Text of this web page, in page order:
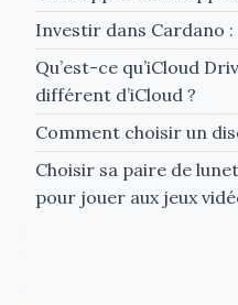
Investir dans Cardano
Qu’est-ce qu’iCloud
différent d’iCloud ?
Comment choisir un
Choisir sa paire de
pour jouer aux jeux